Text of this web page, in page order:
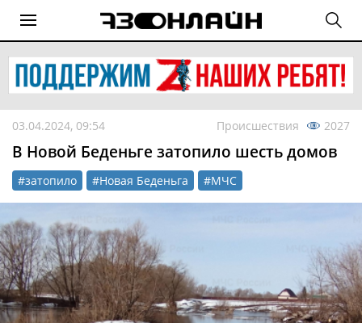
03.04.2024, 09:54 Происшествия 2027
В Новой Беденьге затопило шесть домов
#затопило #Новая Беденьга #МЧС